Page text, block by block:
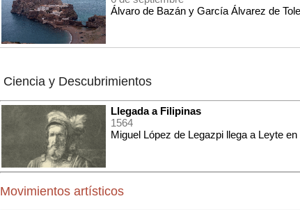
Álvaro de Bazán y García Álvarez de
Ciencia y Descubrimientos
Llegada a Filipinas
1564
Miguel López de Legazpi llega a Leyte
Movimientos artísticos